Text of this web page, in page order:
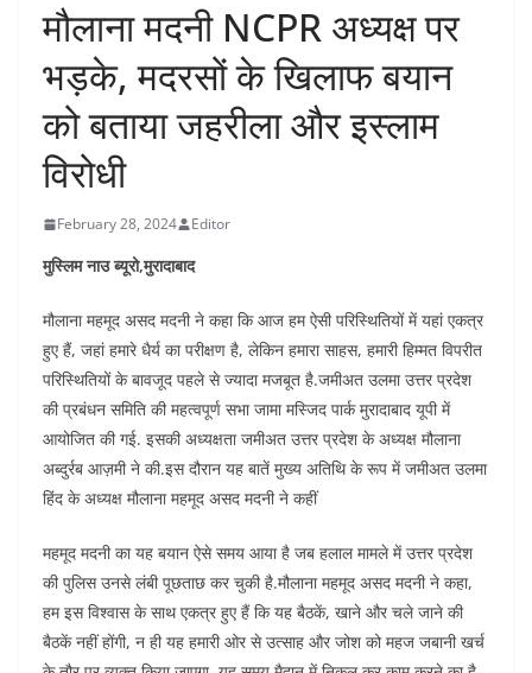
मौलाना मदनी NCPR अध्यक्ष पर
भड़के, मदरसों के खिलाफ बयान
को बताया जहरीला और इस्लाम
विरोधी
February 28, 2024 Editor
मुस्लिम नाउ ब्यूरो,मुरादाबाद
मौलाना महमूद असद मदनी ने कहा कि आज हम ऐसी परिस्थितियों में यहां एकत्र
हुए हैं, जहां हमारे धैर्य का परीक्षण है, लेकिन हमारा साहस, हमारी हिम्मत विपरीत
परिस्थितियों के बावजूद पहले से ज्यादा मजबूत है.जमीअत उलमा उत्तर प्रदेश
की प्रबंधन समिति की महत्वपूर्ण सभा जामा मस्जिद पार्क मुरादाबाद यूपी में
आयोजित की गई. इसकी अध्यक्षता जमीअत उत्तर प्रदेश के अध्यक्ष मौलाना
अब्दुर्रब आज़मी ने की.इस दौरान यह बातें मुख्य अतिथि के रूप में जमीअत उलमा
हिंद के अध्यक्ष मौलाना महमूद असद मदनी ने कहीं
महमूद मदनी का यह बयान ऐसे समय आया है जब हलाल मामले में उत्तर प्रदेश
की पुलिस उनसे लंबी पूछताछ कर चुकी है.मौलाना महमूद असद मदनी ने कहा,
हम इस विश्वास के साथ एकत्र हुए हैं कि यह बैठकें, खाने और चले जाने की
बैठकें नहीं होंगी, न ही यह हमारी ओर से उत्साह और जोश को महज जबानी खर्च